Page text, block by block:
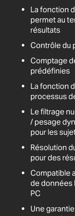
La fonction
permet au
résultats
Contrôle du
Comptage
prédéfinies
La fonction
processus
Le filtrage
/ pesage
pour les
Résolution
pour des
Compatible
de données
PC
Une